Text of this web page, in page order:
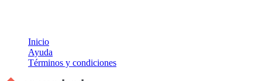
Inicio
Ayuda
Términos y condiciones